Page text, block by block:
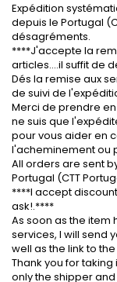
Expédition
depuis le Portugal
désagréments.
****J'accepte la
articles....il suffit de
Dés la remise aux
de suivi de
Merci de prendre
ne suis que
pour vous aider en
l'acheminement ou
All orders are sent
Portugal (CTT
****I accept
ask!.****
As soon as the item
services, I will send
well as the link to
Thank you for
only the shipper